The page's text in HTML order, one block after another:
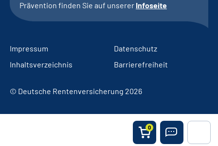
0
Prävention finden Sie auf unserer Infoseite
Impressum
Datenschutz
Inhaltsverzeichnis
Barrierefreiheit
© Deutsche Rentenversicherung 2026